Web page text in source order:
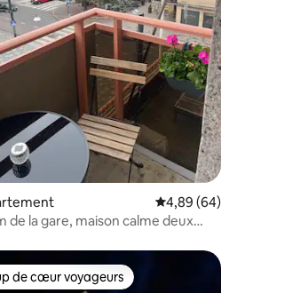
5sur la base de 57 commentaires : 4,68 sur 5
Évaluation moyenne
4,89 (64)
de la gare, maison calme deux
de cœur voyageurs
de cœur voyageurs